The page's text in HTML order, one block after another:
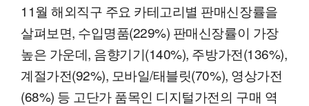
11월 해외직구 주요 카테고리별 판매신장률을
살펴보면, 수입명품(229%) 판매신장률이 가장
높은 가운데, 음향기기(140%), 주방가전(136%),
계절가전(92%), 모바일/태블릿(70%), 영상가전
(68%) 등 고단가 품목인 디지털가전의 구매 역